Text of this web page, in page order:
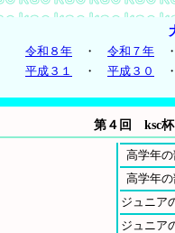
令和８年 ・ 令和７年
平成３１
・ 平成３０
第４回 ksc杯
高学年
高学年
ジュニア
ジュニア